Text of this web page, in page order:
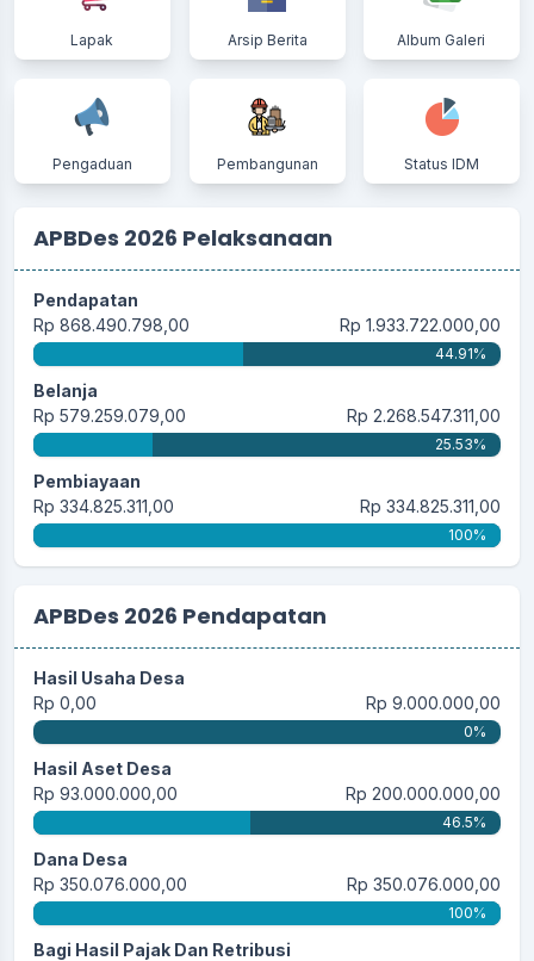
28 Mei 2025 14:23:46
Dengan terbentuk nya Koperasi Merah Putih.. saya
rasa...selengkapnya
Muda2han masyarakat tambah sukses dan daerahx
maju...selengkapnya
Lapak Arsip Berita Album Galeri
Pengaduan Pembangunan Status IDM
APBDes 2026 Pelaksanaan
Pendapatan
Rp 868.490.798,00
Rp 1.933.722.000,00
44.91%
Belanja
Rp 579.259.079,00
Rp 2.268.547.311,00
25.53%
Pembiayaan
Rp 334.825.311,00
Rp 334.825.311,00
100%
APBDes 2026 Pendapatan
Hasil Usaha Desa
Rp 0,00
Rp 9.000.000,00
0%
Hasil Aset Desa
Rp 93.000.000,00
Rp 200.000.000,00
46.5%
Dana Desa
Rp 350.076.000,00
Rp 350.076.000,00
100%
Bagi Hasil Pajak Dan Retribusi